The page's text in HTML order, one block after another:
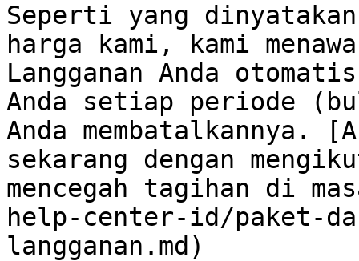
Seperti yang
harga kami, kami
Langganan Anda
Anda setiap periode
Anda membatalkannya.
sekarang dengan
mencegah tagihan di
help-center-id/paket-
langganan.md)